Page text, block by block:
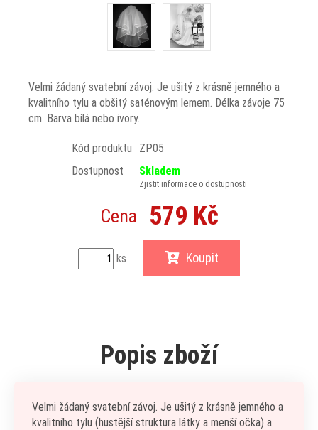
Velmi žádaný svatební závoj. Je ušitý z krásně jemného a
kvalitního tylu a obšitý saténovým lemem. Délka závoje 75
cm. Barva bílá nebo ivory.
Kód produktu
ZP05
Dostupnost
Skladem
Zjistit informace o dostupnosti
Cena 579 Kč
ks Koupit
Popis zboží
Velmi žádaný svatební závoj. Je ušitý z krásně jemného a
kvalitního tylu (hustější struktura látky a menší očka) a